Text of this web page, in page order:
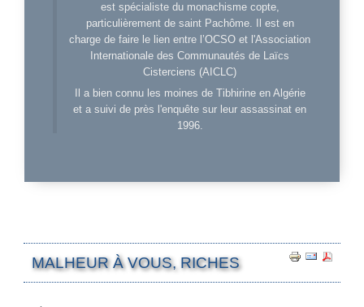
est spécialiste du monachisme copte,
particulièrement de saint Pachôme. Il est en
charge de faire le lien entre l’OCSO et l'Association
Internationale des Communautés de Laïcs
Cisterciens (AICLC)
Il a bien connu les moines de Tibhirine en Algérie
et a suivi de près l'enquête sur leur assassinat en
1996.
MALHEUR À VOUS, RICHES